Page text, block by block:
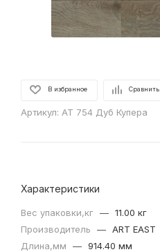
В избранное Сравнить
Артикул: AT 754 Дуб Купера
Характеристики
Вес упаковки,кг — 11.00 кг
Производитель
— ART EAST
Длина,мм
— 914.40 мм